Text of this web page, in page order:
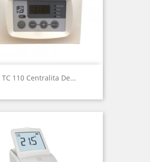
TC 110 Centralita De...